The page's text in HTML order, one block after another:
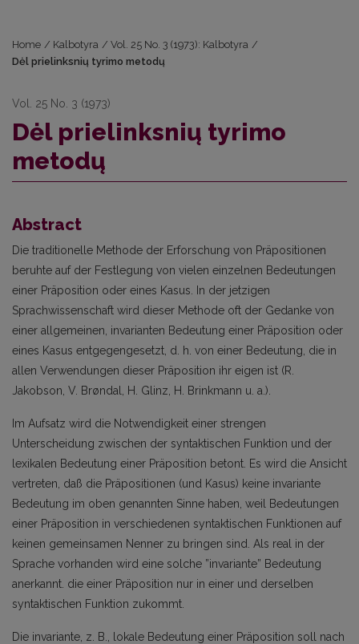
Home / Kalbotyra / Vol. 25 No. 3 (1973): Kalbotyra /
Dėl prielinksnių tyrimo metodų
Vol. 25 No. 3 (1973)
Dėl prielinksnių tyrimo
metodų
Abstract
Die traditionelle Methode der Erforschung von Präpositionen
beruhte auf der Festlegung von vielen einzelnen Bedeutungen
einer Präposition oder eines Kasus. In der jetzigen
Sprachwissenschaft wird dieser Methode oft der Gedanke von
einer allgemeinen, invarianten Bedeutung einer Präposition oder
eines Kasus entgegengesetzt, d. h. von einer Bedeutung, die in
allen Verwendungen dieser Präposition ihr eigen ist (R.
Jakobson, V. Brøndal, H. Glinz, H. Brinkmann u. a.).
Im Aufsatz wird die Notwendigkeit einer strengen
Unterscheidung zwischen der syntaktischen Funktion und der
lexikalen Bedeutung einer Präposition betont. Es wird die Ansicht
vertreten, daß die Präpositionen (und Kasus) keine invariante
Bedeutung im oben genannten Sinne haben, weil Bedeutungen
einer Präposition in verschiedenen syntaktischen Funktionen auf
keinen gemeinsamen Nenner zu bringen sind. Als real in der
Sprache vorhanden wird eine solche ”invariante” Bedeutung
anerkannt. die einer Präposition nur in einer und derselben
syntaktischen Funktion zukommt.
Die invariante, z. B., lokale Bedeutung einer Präposition soll nach